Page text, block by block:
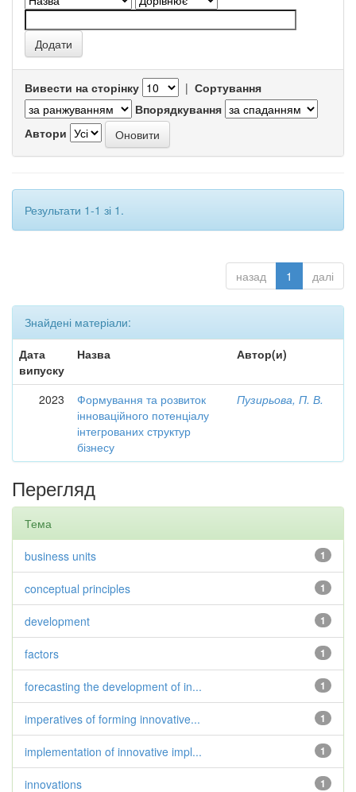
Вивести на сторінку | Сортування
Впорядкування
Автори
Результати 1-1 зі 1.
назад 1 далі
Знайдені матеріали:
Дата
випуску
Назва Автор(и)
2023
Формування та розвиток
інноваційного потенціалу
інтегрованих структур
бізнесу
Пузирьова, П. В.
Перегляд
Тема
1
business units
1
conceptual principles
1
development
1
factors
1
forecasting the development of in...
1
imperatives of forming innovative...
1
implementation of innovative impl...
1
innovations